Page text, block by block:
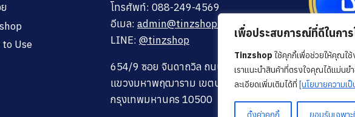
เพื่อประสบการณ์ที่ดีในการ
Tinzshop ใช้คุกกี้เพื่อช่วยให้คุณใช้
เราแนะนำสินค้าที่ตรงใจคุณได้แม่น
ละเอียดเพิ่มเติมได้ที่ [นโยบายความเ
ตั้งค่าคุกกี้ ยอมรับเฉพาะ
to Use
โทรศัพท์: 088-249-4569
อีเมล: admin@tinzshop.com
LINE: @tinzshop
654/9 ซอย จินดาถวิล ถนนพระรามที่ 4
แขวงมหาพฤฒาราม เขตบางรัก
กรุงเทพมหานคร 10500